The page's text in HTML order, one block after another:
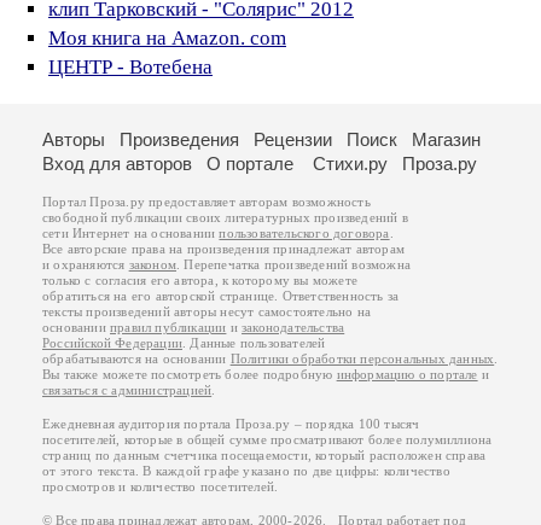
клип Тарковский - "Солярис" 2012
Моя книга на Амаzon. com
ЦЕНТР - Вотебена
Авторы Произведения Рецензии Поиск
Магазин
Вход для авторов
О портале Стихи.ру Проза.ру
Портал Проза.ру предоставляет авторам возможность
свободной публикации своих литературных произведений в
сети Интернет на основаниипользовательского договора
Все авторские права на произведения принадлежат авторам
и охраняются законом . Перепечатка произведений возможна
только с согласия его автора, к которому вы можете
обратиться на его авторской странице. Ответственность за
тексты произведений авторы несут самостоятельно на
основанииправил публикации изаконодательства
Российской Федерации . Данные пользователей
обрабатываются на основании Политики обработки персональных данных
Вы также можете посмотреть более подробную информацию о портале и
связаться с администрацией
Ежедневная аудитория портала Проза.ру – порядка 100 тысяч
посетителей, которые в общей сумме просматривают более полумиллиона
страниц по данным счетчика посещаемости, который расположен справа
от этого текста. В каждой графе указано по две цифры: количество
просмотров и количество посетителей.
© Все права принадлежат авторам, 2000-2026. Портал работает под